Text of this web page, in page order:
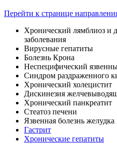
Перейти к странице
Хронический лямблиоз и
заболевания
Вирусные гепатиты
Болезнь Крона
Неспецифический
Синдром раздраженного
Хронический холецистит
Дискинезия
Хронический панкреатит
Стеатоз печени
Язвенная болезнь
Гастрит
Хронические гепатиты